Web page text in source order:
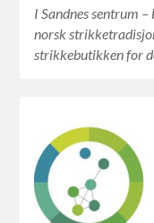
I Sandnes sentrum –
norsk
strikkebutikken for